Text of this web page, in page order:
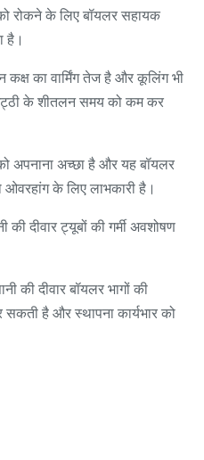
रोकने के लिए बॉयलर सहायक
है।
कक्ष का वार्मिंग तेज है और कूलिंग भी
के शीतलन समय को कम कर
अपनाना अच्छा है और यह बॉयलर
के लिए लाभकारी है।
की दीवार ट्यूबों की गर्मी अवशोषण
की दीवार बॉयलर भागों की
है और स्थापना कार्यभार को